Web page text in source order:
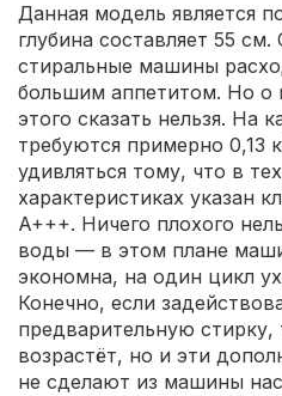
Данная модель является
глубина составляет 55
стиральные машины
большим аппетитом. Но о
этого сказать нельзя. На
требуются примерно 0,13
удивляться тому, что в
характеристиках указан
A+++. Ничего плохого
воды — в этом плане
экономна, на один цикл
Конечно, если
предварительную
возрастёт, но и эти
не сделают из машины